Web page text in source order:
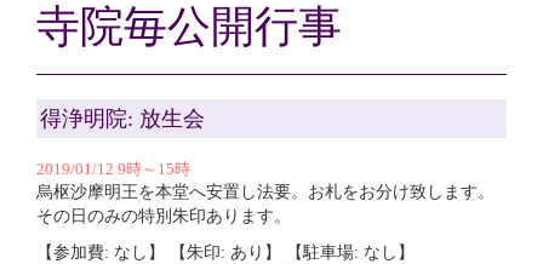
寺院毎公開行事
得浄明院: 放生会
2019/01/12 9時～15時
烏枢沙摩明王を本堂へ安置し法要。お札をお分け致します。
その日のみの特別朱印あります。
【参加費: なし】 【朱印: あり】 【駐車場: なし】